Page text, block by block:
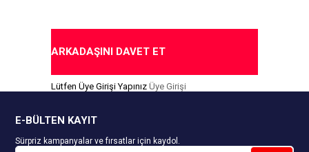
Ödeme Seçeneği
Kapıda Ödeme Seçeneği
ARKADAŞINI DAVET ET
Lütfen Üye Girişi Yapınız Üye Girişi
E-BÜLTEN KAYIT
Sürpriz kampanyalar ve fırsatlar için kaydol.